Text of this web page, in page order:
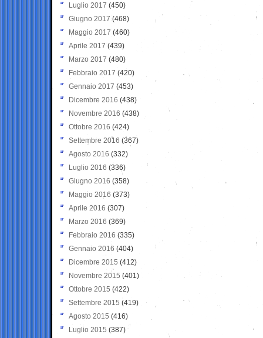
Luglio 2017 (450)
Giugno 2017 (468)
Maggio 2017 (460)
Aprile 2017 (439)
Marzo 2017 (480)
Febbraio 2017 (420)
Gennaio 2017 (453)
Dicembre 2016 (438)
Novembre 2016 (438)
Ottobre 2016 (424)
Settembre 2016 (367)
Agosto 2016 (332)
Luglio 2016 (336)
Giugno 2016 (358)
Maggio 2016 (373)
Aprile 2016 (307)
Marzo 2016 (369)
Febbraio 2016 (335)
Gennaio 2016 (404)
Dicembre 2015 (412)
Novembre 2015 (401)
Ottobre 2015 (422)
Settembre 2015 (419)
Agosto 2015 (416)
Luglio 2015 (387)